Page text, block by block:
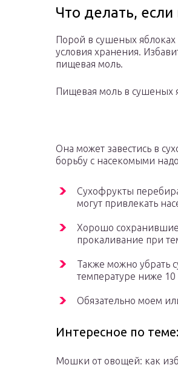
Что делать,
Порой в сушеных
условия хранения.
пищевая моль.
Пищевая моль в сушеных
Она может завестись в
борьбу с насекомыми
Сухофрукты
могут привлекать
Хорошо
прокаливание при
Также можно убрать
температуре ниже 10
Обязательно моем
Интересное по теме:
Мошки от овощей: как